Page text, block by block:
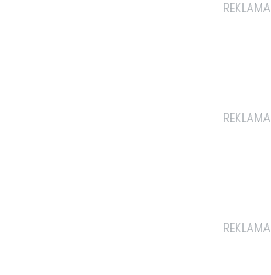
REKLAMA
REKLAMA
REKLAMA